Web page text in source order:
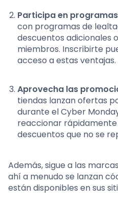
Participa en
con programas de
descuentos adicionales
miembros. Inscribirte
acceso a estas ventajas.
Aprovecha las
tiendas lanzan ofertas
durante el Cyber
reaccionar
descuentos que no se
Además, sigue a las
ahí a menudo se lanzan
están disponibles en sus